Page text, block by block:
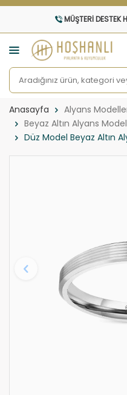
MÜŞTERI DESTEK
Anasayfa
Alyans
Beyaz Altın Alyans
Düz Model Beyaz Altın